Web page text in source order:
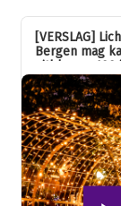
[VERSLAG]
Bergen mag
uitblazen: 100
jubileum!